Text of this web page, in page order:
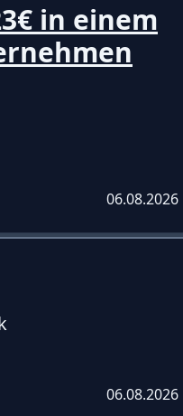
in einem
06.08.2026
06.08.2026